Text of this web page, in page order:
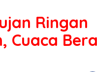
Ringan
Cuaca